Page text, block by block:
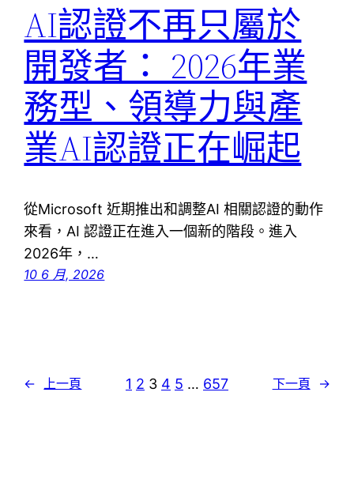
AI認證不再只屬於
開發者： 2026年業
務型、領導力與產
業AI認證正在崛起
從Microsoft 近期推出和調整AI 相關認證的動作
來看，AI 認證正在進入一個新的階段。進入
2026年，…
10 6 月, 2026
← 上一頁 1 2 3 4 5 … 657 下一頁 →